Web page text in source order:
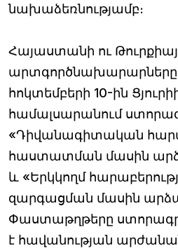
նախաձեռնությամբ։
Հայաստանի ու
արտգործնախարարները
հոկտեմբերի 10-ին
համալսարանում
«Դիվանագիտական
հաստատման մասին
և «Երկկողմ
զարգացման մասին
Փաստաթղթերը
է հավանության